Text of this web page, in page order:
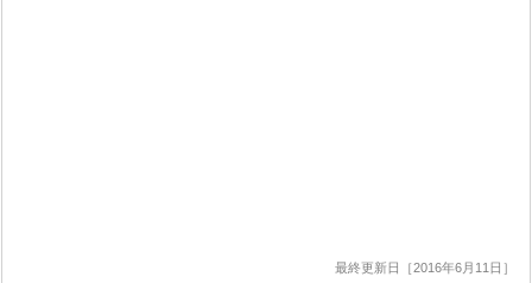
最終更新日［2016年6月11日］